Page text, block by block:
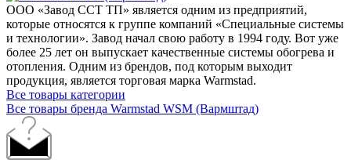
ООО «Завод ССТ ТП» является одним из предприятий,
которые относятся к группе компаний «Специальные системы
и технологии». Завод начал свою работу в 1994 году. Вот уже
более 25 лет он выпускает качественные системы обогрева и
отопления. Одним из брендов, под которым выходит
продукция, является торговая марка Warmstad.
Все товары категории
Все товары бренда Warmstad WSM (Вармштад)